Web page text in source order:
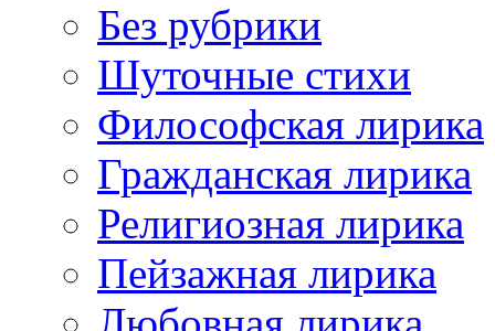
Без рубрики
Шуточные стихи
Философская лирика
Гражданская лирика
Религиозная лирика
Пейзажная лирика